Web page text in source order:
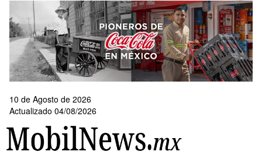
contenido
principal
10 de Agosto de 2026
Actualizado 04/08/2026